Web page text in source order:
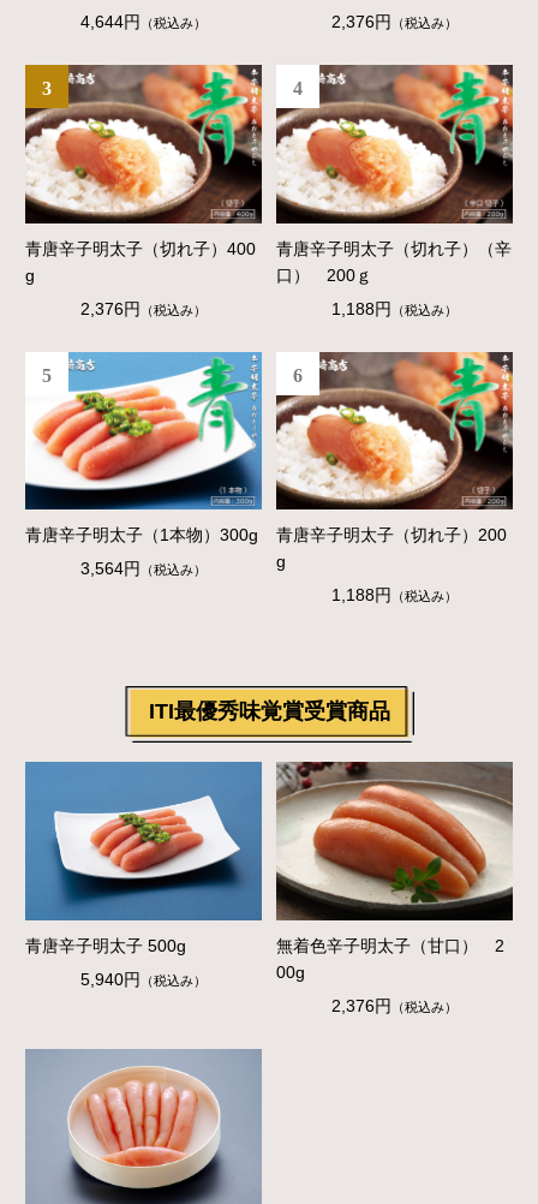
4,644円
（税込み）
2,376円
（税込み）
3
青唐辛子明太子（切れ子）400
g
2,376円
（税込み）
4
青唐辛子明太子（切れ子）（辛
口） 200ｇ
1,188円
（税込み）
5
青唐辛子明太子（1本物）300g
3,564円
（税込み）
6
青唐辛子明太子（切れ子）200
g
1,188円
（税込み）
ITI最優秀味覚賞受賞商品
青唐辛子明太子 500g
5,940円
（税込み）
無着色辛子明太子（甘口） 2
00g
2,376円
（税込み）